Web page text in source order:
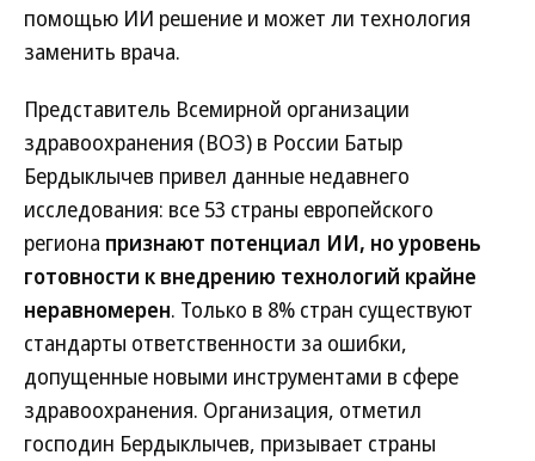
помощью ИИ решение и может ли технология
заменить врача.
Представитель Всемирной организации
здравоохранения (ВОЗ) в России Батыр
Бердыклычев привел данные недавнего
исследования: все 53 страны европейского
региона признают потенциал ИИ, но уровень
готовности к внедрению технологий крайне
неравномерен. Только в 8% стран существуют
стандарты ответственности за ошибки,
допущенные новыми инструментами в сфере
здравоохранения. Организация, отметил
господин Бердыклычев, призывает страны